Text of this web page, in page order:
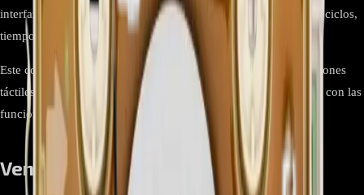
interfaz de usuario en lavadoras LG, mostrando información de ciclos,
tiempo restante y códigos de error en pantalla LCD.
Este componente OEM integra el controlador de la pantalla, botones
táctiles y retroiluminación, facilitando la interacción del usuario con las
funciones de lavado y diagnóstico del equipo.
Ventajas y beneficios